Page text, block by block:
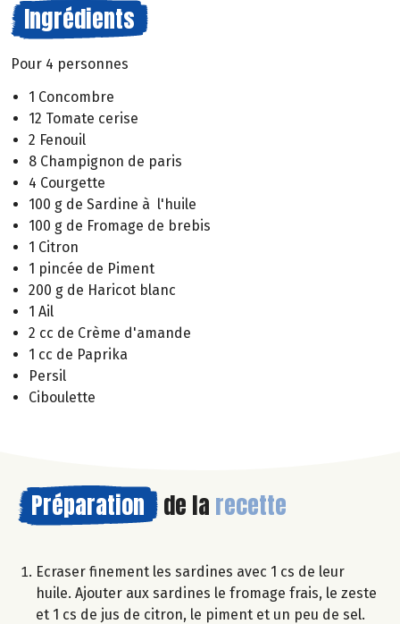
Ingrédients
Pour 4 personnes
1 Concombre
12 Tomate cerise
2 Fenouil
8 Champignon de paris
4 Courgette
100 g de Sardine à l'huile
100 g de Fromage de brebis
1 Citron
1 pincée de Piment
200 g de Haricot blanc
1 Ail
2 cc de Crème d'amande
1 cc de Paprika
Persil
Ciboulette
Préparation de la recette
Ecraser finement les sardines avec 1 cs de leur
huile. Ajouter aux sardines le fromage frais, le zeste
et 1 cs de jus de citron, le piment et un peu de sel.